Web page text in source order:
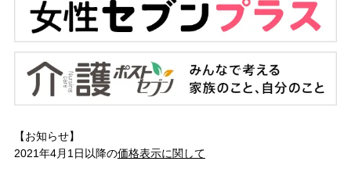
【お知らせ】
2021年4月1日以降の価格表示に関して